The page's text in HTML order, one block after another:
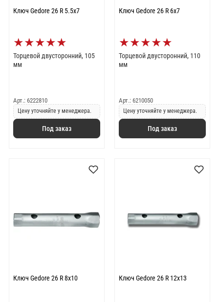
Ключ Gedore 26 R 5.5x7
★★★★★
Торцевой двусторонний, 105
мм
Арт.: 6222810
Цену уточняйте у менеджера.
Под заказ
Ключ Gedore 26 R 6x7
★★★★★
Торцевой двусторонний, 110
мм
Арт.: 6210050
Цену уточняйте у менеджера.
Под заказ
Ключ Gedore 26 R 8x10 Ключ Gedore 26 R 12x13